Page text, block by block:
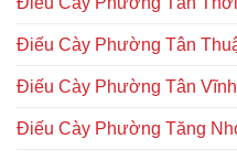
Điếu Cày Phường Tân
Điếu Cày Phường Tân
Điếu Cày Phường Tăng